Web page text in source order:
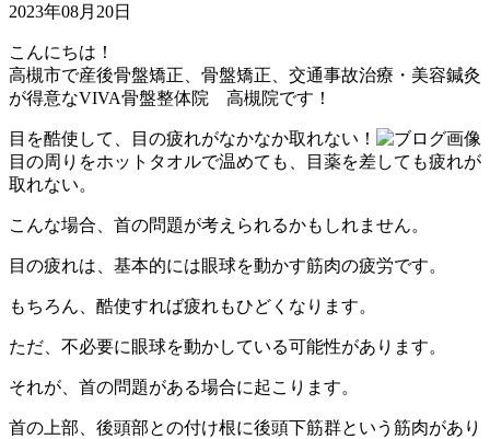
2023年08月20日
こんにちは！
高槻市で産後骨盤矯正、骨盤矯正、交通事故治療・美容鍼灸
が得意なVIVA骨盤整体院 高槻院です！
目を酷使して、目の疲れがなかなか取れない！
目の周りをホットタオルで温めても、目薬を差しても疲れが
取れない。
こんな場合、首の問題が考えられるかもしれません。
目の疲れは、基本的には眼球を動かす筋肉の疲労です。
もちろん、酷使すれば疲れもひどくなります。
ただ、不必要に眼球を動かしている可能性があります。
それが、首の問題がある場合に起こります。
首の上部、後頭部との付け根に後頭下筋群という筋肉があり